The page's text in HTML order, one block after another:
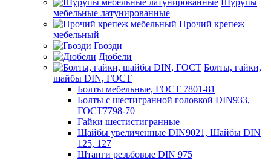
Шурупы
мебельные латунированные
Прочий крепеж
мебельный
Гвозди
Дюбели
Болты, гайки,
шайбы DIN, ГОСТ
Болты мебельные, ГОСТ 7801-81
Болты с шестигранной головкой DIN933,
ГОСТ7798-70
Гайки шестистигранные
Шайбы увеличенные DIN9021, Шайбы DIN
125, 127
Штанги резьбовые DIN 975